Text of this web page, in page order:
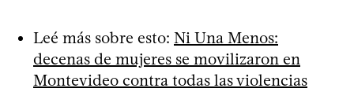
Leé más sobre esto: Ni Una Menos:
decenas de mujeres se movilizaron en
Montevideo contra todas las violencias